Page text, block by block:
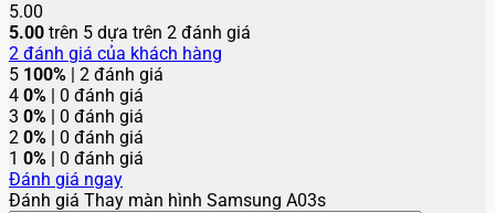
5.00
5.00 trên 5 dựa trên 2 đánh giá
2 đánh giá của khách hàng
5 100% | 2 đánh giá
4 0% | 0 đánh giá
3 0% | 0 đánh giá
2 0% | 0 đánh giá
1 0% | 0 đánh giá
Đánh giá ngay
Đánh giá Thay màn hình Samsung A03s